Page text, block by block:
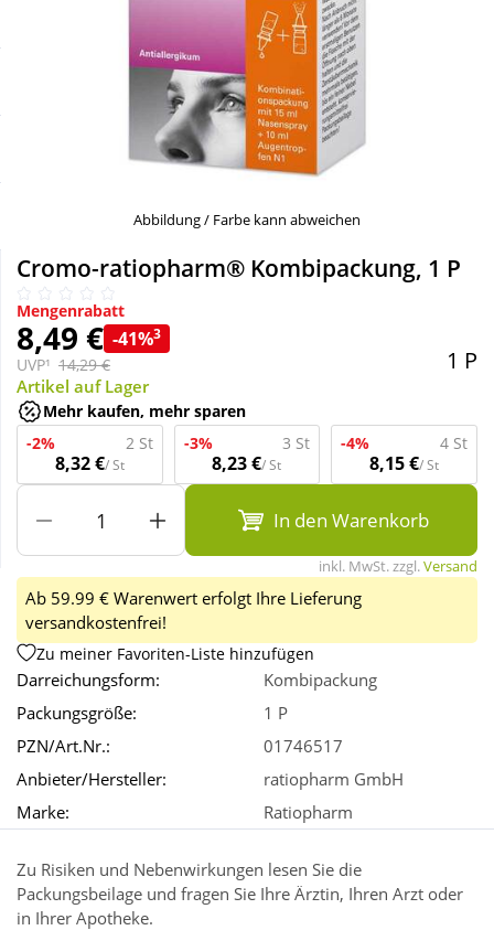
Täglich gut versorgt
Nahrungsergänzung
Natur & Homöopathie
Sanitätshaus
Sport & Fitness
Tierbedarf
Wellness
Abbildung / Farbe kann abweichen
Cromo-ratiopharm® Kombipackung, 1 P
Mengenrabatt
8,49 € -41%3
UVP¹ 14,29 € 1 P
Artikel auf Lager
Mehr kaufen, mehr sparen
-2%
2 St
8,32 €/ St
-3% 3 St
8,23 €/ St
-4% 4 St
8,15 €/ St
In den Warenkorb
inkl. MwSt. zzgl.Versand
Ab 59.99 € Warenwert erfolgt Ihre Lieferung
versandkostenfrei!
Zu meiner Favoriten-Liste hinzufügen
Darreichungsform:
Kombipackung
Packungsgröße:
1 P
PZN/Art.Nr.:
01746517
Anbieter/Hersteller:
ratiopharm GmbH
Marke:
Ratiopharm
Zu Risiken und Nebenwirkungen lesen Sie die
Packungsbeilage und fragen Sie Ihre Ärztin, Ihren Arzt oder
in Ihrer Apotheke.